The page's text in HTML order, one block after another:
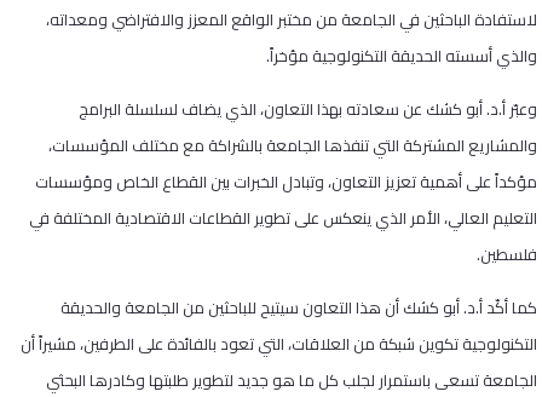
لاستفادة الباحثين في الجامعة من مختبر الواقع المعزز والافتراضي ومعداته،
والذي أسسته الحديقة التكنولوجية مؤخراً.
وعبّر أ.د. أبو كشك عن سعادته بهذا التعاون، الذي يضاف لسلسلة البرامج
والمشاريع المشتركة التي تنفذها الجامعة بالشراكة مع مختلف المؤسسات،
مؤكداً على أهمية تعزيز التعاون، وتبادل الخبرات بين القطاع الخاص ومؤسسات
التعليم العالي، الأمر الذي ينعكس على تطوير القطاعات الاقتصادية المختلفة في
فلسطين.
كما أكّد أ.د. أبو كشك أن هذا التعاون سيتيح للباحثين من الجامعة والحديقة
التكنولوجية تكوين شبكة من العلاقات، التي تعود بالفائدة على الطرفين، مشيراً أن
الجامعة تسعى باستمرار لجلب كل ما هو جديد لتطوير طلبتها وكادرها البحثي